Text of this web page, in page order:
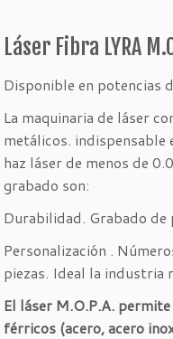
Láser Fibra LYRA
Disponible en
La maquinaria de láser
metálicos. indispensable
haz láser de menos de
grabado son:
Durabilidad. Grabado de
Personalización .
piezas. Ideal la industria
El láser M.O.P.A.
férricos (acero, acero